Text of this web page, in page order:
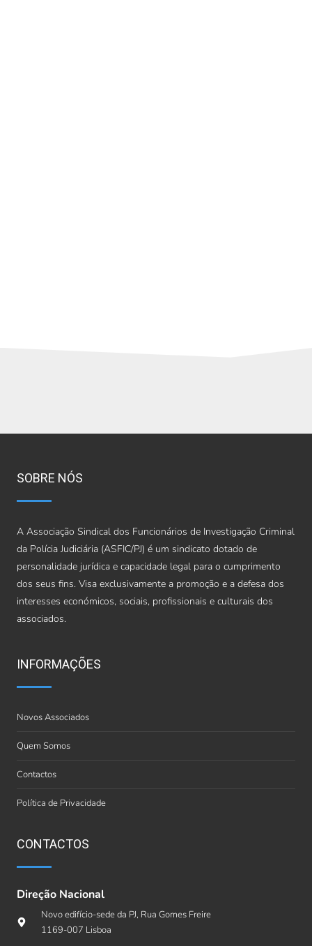
SOBRE NÓS
A Associação Sindical dos Funcionários de Investigação Criminal
da Polícia Judiciária (ASFIC/PJ) é um sindicato dotado de
personalidade jurídica e capacidade legal para o cumprimento
dos seus fins. Visa exclusivamente a promoção e a defesa dos
interesses económicos, sociais, profissionais e culturais dos
associados.
INFORMAÇÕES
Novos Associados
Quem Somos
Contactos
Política de Privacidade
CONTACTOS
Direção Nacional
Novo edifício-sede da PJ, Rua Gomes Freire
1169-007 Lisboa